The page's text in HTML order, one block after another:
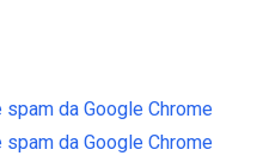
da Google Chrome
da Google Chrome